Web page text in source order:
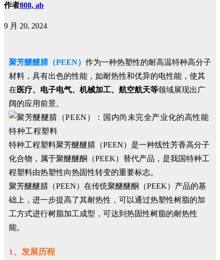
作者808, ab
9 月 20, 2024
聚芳醚醚腈（PEEN） 作为一种热塑性的耐高温特种高分子
材料，具有出色的性能，如耐热性和优异的电性能，使其
在 医疗、电子电气、机械加工、航空航天等领域展现出广
阔的应用前景。
特种工程塑料聚芳醚醚腈（PEEN）是一种线性芳香高分子
化合物，属于聚醚醚酮（PEEK）替代产品，是我国特种工
程塑料由热塑性向热固性转变的重要标志。
聚芳醚醚腈（PEEN）在传统聚醚醚酮（PEEK）产品的基
础上，进一步提高了其耐热性，可以通过热塑性树脂的加
工方式进行树脂加工成型，可达到热固性树脂的耐热性
能。
1、发展历程